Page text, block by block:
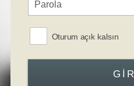
Oturum açık kalsın